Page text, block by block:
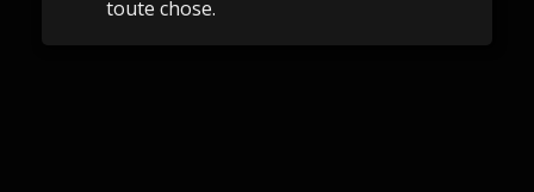
toute chose.